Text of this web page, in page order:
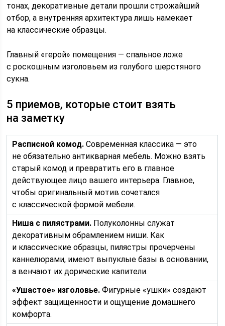
тонах, декоративные детали прошли строжайший
отбор, а внутренняя архитектура лишь намекает
на классические образцы.
Главный «герой» помещения — спальное ложе
с роскошным изголовьем из голубого шерстяного
сукна.
5 приемов, которые стоит взять
на заметку
Расписной комод. Современная классика — это
не обязательно антикварная мебель. Можно взять
старый комод и превратить его в главное
действующее лицо вашего интерьера. Главное,
чтобы оригинальный мотив сочетался
с классической формой мебели.
Ниша с пилястрами. Полуколонны служат
декоративным обрамлением ниши. Как
и классические образцы, пилястры прочерчены
каннелюрами, имеют выпуклые базы в основании,
а венчают их дорические капители.
«Ушастое» изголовье. Фигурные «ушки» создают
эффект защищенности и ощущение домашнего
комфорта.